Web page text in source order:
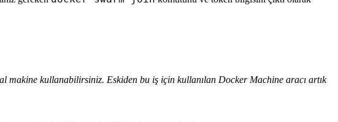
makine kullanabilirsiniz. Eskiden bu iş için kullanılan Docker Machine aracı artık